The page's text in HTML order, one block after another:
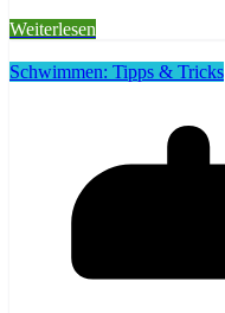
Weiterlesen
Schwimmen: Tipps & Tricks